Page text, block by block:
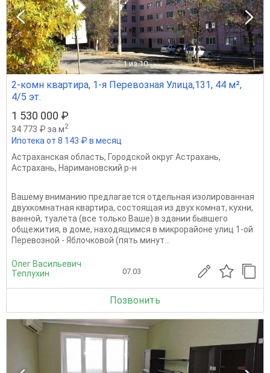
1 из 10
2-комн квартира, 1-я Перевозная Улица,131, 44 м²,
4/5 эт.
1 530 000 ₽
34 773 ₽ за м2
Ипотека от 8 143 ₽ в месяц
Астраханская область, Городской округ Астрахань,
Астрахань, Наримановский р-н
Вашему вниманию предлагается отдельная изолированная
двухкомнатная квартира, состоящая из двух комнат, кухни,
ванной, туалета (все только Ваше) в здании бывшего
общежития, в доме, находящимся в микрорайоне улиц 1-ой
Перевозной - Яблочковой (пять минут...
Олег Васильевич
Теплухин
07.03
Позвонить